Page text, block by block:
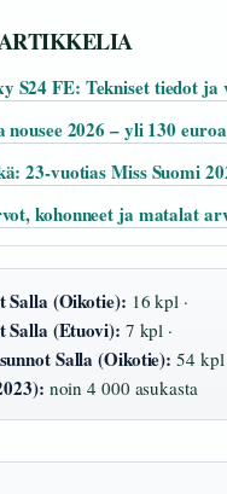
S24 FE: Tekniset tiedot ja
2026 – yli 130
23-vuotias Miss Suomi
kohonneet ja matalat
Salla (Oikotie): 16 kpl ·
Salla (Etuovi): 7 kpl ·
Salla (Oikotie): 54 kpl
noin 4 000 asukasta